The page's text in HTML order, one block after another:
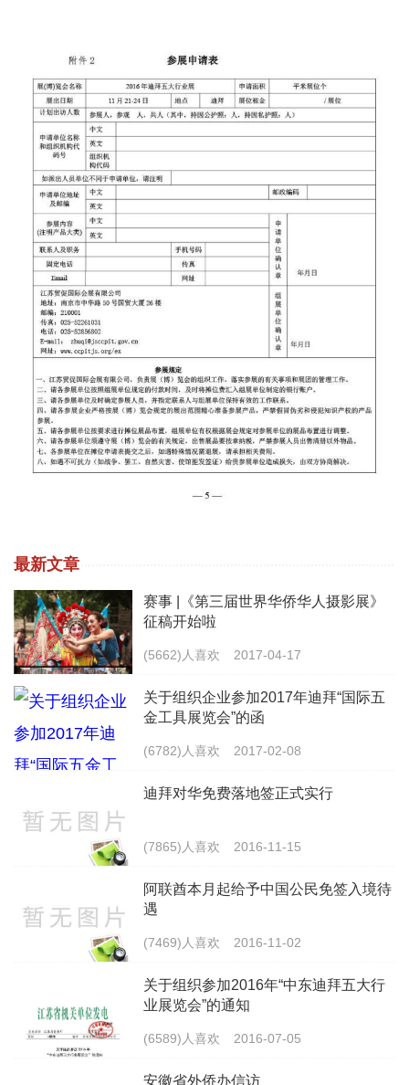
最新文章
赛事 |《第三届世界华侨华人摄影展》
征稿开始啦
(5662)人喜欢 2017-04-17
关于组织企业参加2017年迪拜“国际五
金工具展览会”的函
(6782)人喜欢 2017-02-08
迪拜对华免费落地签正式实行
(7865)人喜欢 2016-11-15
阿联酋本月起给予中国公民免签入境待
遇
(7469)人喜欢 2016-11-02
关于组织参加2016年“中东迪拜五大行
业展览会”的通知
(6589)人喜欢 2016-07-05
安徽省外侨办信访